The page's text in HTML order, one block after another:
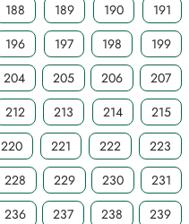
188 189 190
191
196 197 198
199
204 205 206
207
212 213 214
215
220 221 222
223
228 229 230
231
236 237 238
239